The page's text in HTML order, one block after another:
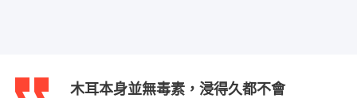
木耳本身並無毒素，浸得久都不會